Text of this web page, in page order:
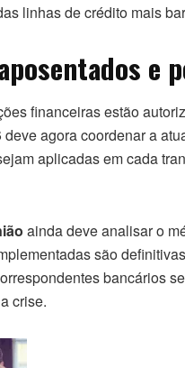
linhas de crédito mais
e
financeiras estão
deve agora coordenar a
aplicadas em cada
ainda deve analisar o
são
bancários
crise.